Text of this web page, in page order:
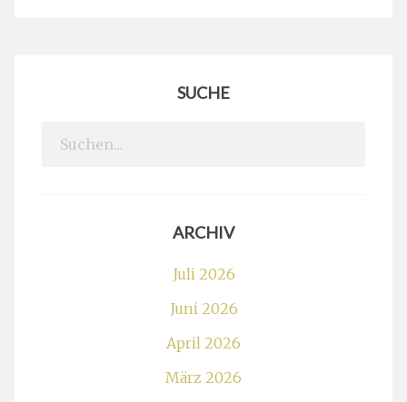
SUCHE
Search
ARCHIV
Juli 2026
Juni 2026
April 2026
März 2026